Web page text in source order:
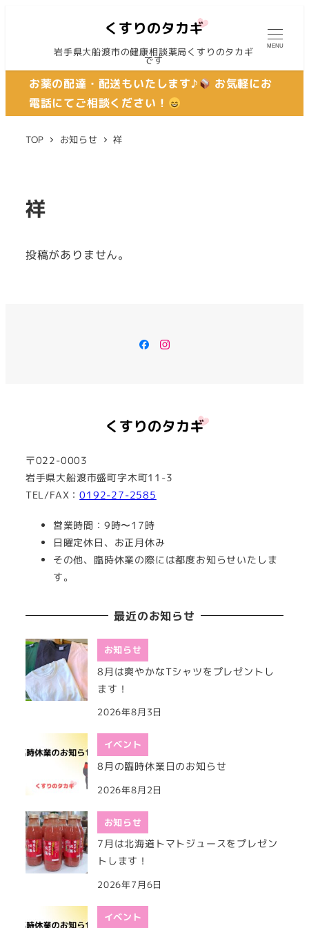
岩手県大船渡市の健康相談薬局くすりのタカギ
です
MENU
お薬の配達・配送もいたします♪
お気軽にお
電話にてご相談ください！
TOP お知らせ 祥
祥
投稿がありません。
Facebook
Instagram
〒022-0003
岩手県大船渡市盛町字木町11-3
TEL/FAX：0192-27-2585
営業時間：9時〜17時
日曜定休日、お正月休み
その他、臨時休業の際には都度お知らせいたしま
す。
最近のお知らせ
お知らせ
8月は爽やかなTシャツをプレゼントし
ます！
2026年8月3日
イベント
8月の臨時休業日のお知らせ
2026年8月2日
お知らせ
7月は北海道トマトジュースをプレゼン
トします！
2026年7月6日
イベント